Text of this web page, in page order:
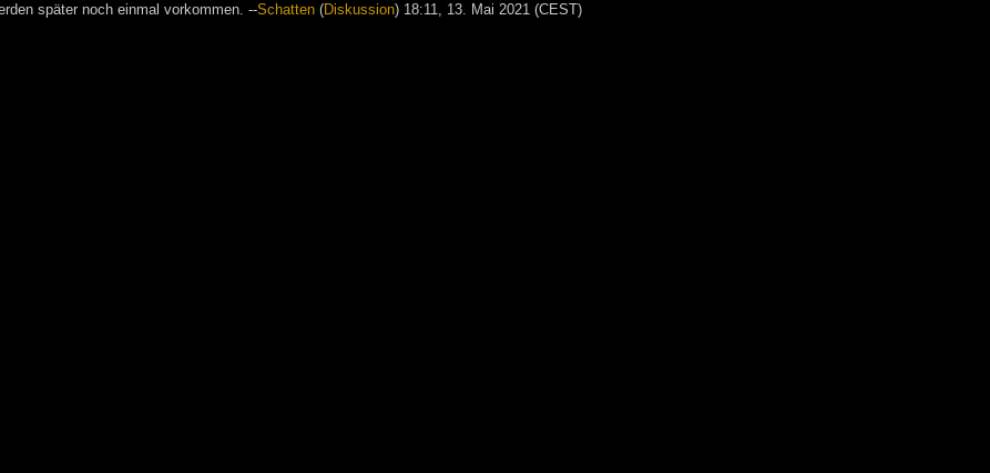
später noch einmal vorkommen. --Schatten(Diskussion) 18:11, 13. Mai 2021 (CEST)